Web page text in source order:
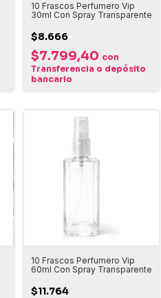
10 Frascos Perfumero Vip
30ml Con Spray Transparente
$8.666
$7.799,40 con
Transferencia o depósito
bancario
10 Frascos Perfumero Vip
60ml Con Spray Transparente
$11.764